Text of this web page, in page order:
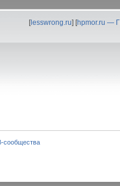
[lesswrong.ru] [hpmor.ru —
сообщества